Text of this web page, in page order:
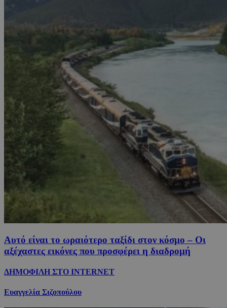
Αυτό είναι το ωραιότερο ταξίδι στον κόσμο – Οι
αξέχαστες εικόνες που προσφέρει η διαδρομή
ΔΗΜΟΦΙΛΗ ΣΤΟ INTERNET
Ευαγγελία Σιζοπούλου